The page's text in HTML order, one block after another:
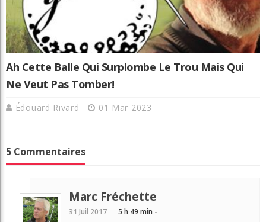
Ah Cette Balle Qui Surplombe Le Trou Mais Qui
Ne Veut Pas Tomber!
Édouard Rivard 01 Mar 2023
5 Commentaires
Marc Fréchette
31 Juil 2017 5 h 49 min -